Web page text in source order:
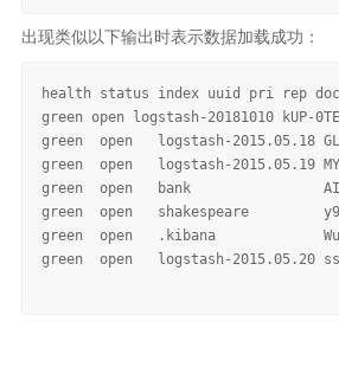
出现类似以下输出时表示数据加载成功：
health status index uuid pri rep
green open logstash-20181010
green  open   logstash-
green  open   logstash-
green  open   bank
green  open   shakespeare
green  open   .kibana
green  open   logstash-2015.05.20